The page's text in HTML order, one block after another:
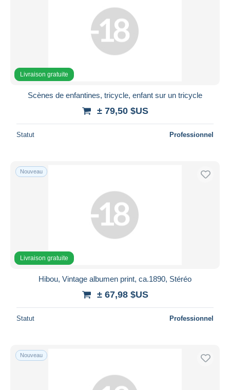
Livraison gratuite
Scènes de enfantines, tricycle, enfant sur un tricycle
± 79,50 $US
Statut Professionnel
Nouveau
Livraison gratuite
Hibou, Vintage albumen print, ca.1890, Stéréo
± 67,98 $US
Statut Professionnel
Nouveau